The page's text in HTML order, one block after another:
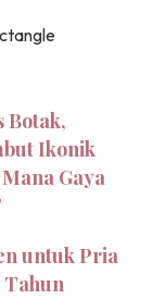
Botak,
Ikonik
Gaya
untuk Pria